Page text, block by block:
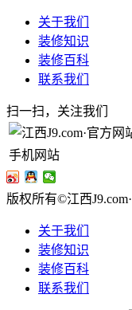
关于我们
装修知识
装修百科
联系我们
扫一扫，关注我们
手机网站
版权所有©江西
关于我们
装修知识
装修百科
联系我们